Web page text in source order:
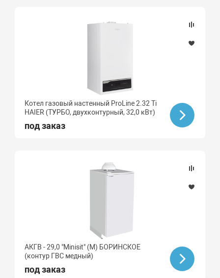
Котел газовый настенный ProLine 2.32 Ti
HAIER (ТУРБО, двухконтурный, 32,0 кВт)
под заказ
АКГВ - 29,0 "Minisit" (М) БОРИНСКОЕ
(контур ГВС медный)
под заказ